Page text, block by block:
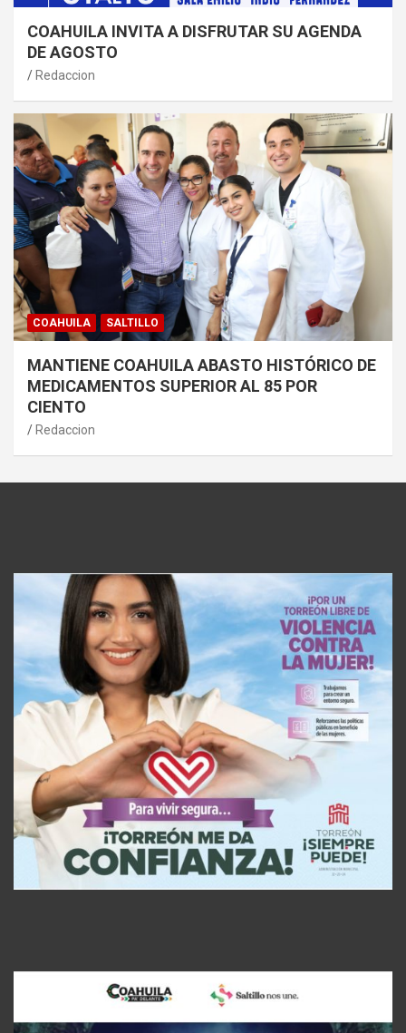
COAHUILA INVITA A DISFRUTAR SU AGENDA
DE AGOSTO
Redaccion
COAHUILA SALTILLO
MANTIENE COAHUILA ABASTO HISTÓRICO DE
MEDICAMENTOS SUPERIOR AL 85 POR
CIENTO
Redaccion